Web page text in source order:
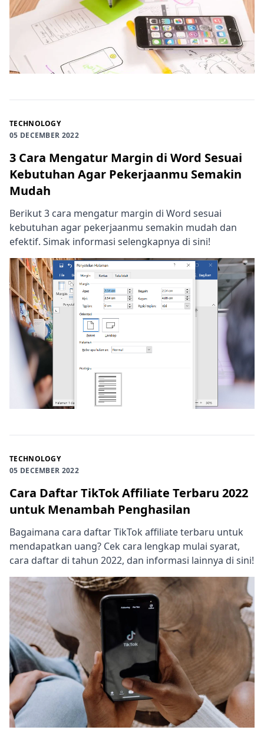
TECHNOLOGY
05 DECEMBER 2022
3 Cara Mengatur Margin di Word Sesuai
Kebutuhan Agar Pekerjaanmu Semakin
Mudah
Berikut 3 cara mengatur margin di Word sesuai
kebutuhan agar pekerjaanmu semakin mudah dan
efektif. Simak informasi selengkapnya di sini!
TECHNOLOGY
05 DECEMBER 2022
Cara Daftar TikTok Affiliate Terbaru 2022
untuk Menambah Penghasilan
Bagaimana cara daftar TikTok affiliate terbaru untuk
mendapatkan uang? Cek cara lengkap mulai syarat,
cara daftar di tahun 2022, dan informasi lainnya di sini!